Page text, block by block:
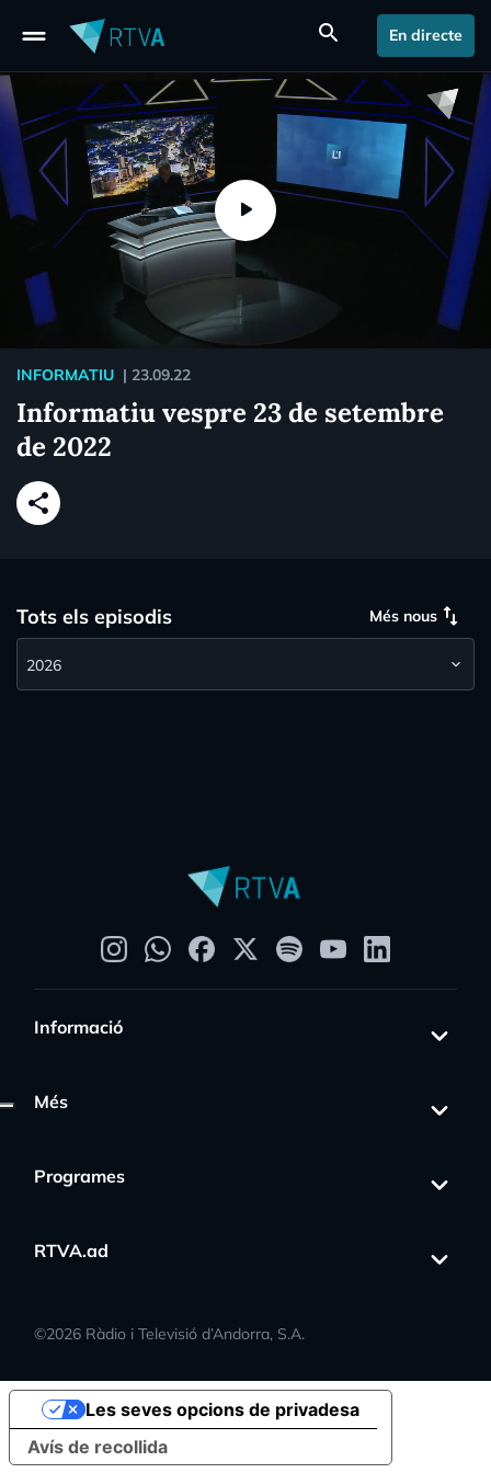
drag_handle search En directe
INFORMATIU | 23.09.22
Informatiu vespre 23 de setembre
de 2022
share
Tots els episodis Més nous swap_vert
Informació
Més
Programes
RTVA.ad
©2026 Ràdio i Televisió d’Andorra, S.A.
Avís de recollida
Les seves opcions de privadesa